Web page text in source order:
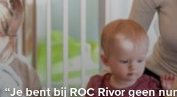
“Je bent bij ROC Rivor geen